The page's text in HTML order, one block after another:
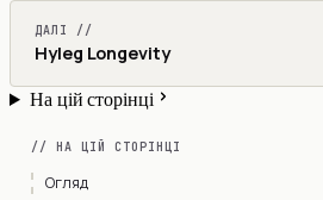
ДАЛІ //
Hyleg Longevity
На цій сторінці
// НА ЦІЙ СТОРІНЦІ
Огляд